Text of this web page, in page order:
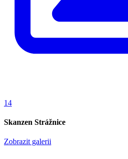
14
Skanzen Strážnice
Zobrazit galerii